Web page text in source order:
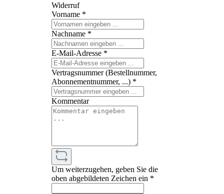
Widerruf
Vorname *
Nachname *
E-Mail-Adresse *
Vertragsnummer (Bestellnummer,
Abonnementnummer, ...) *
Kommentar
Um weiterzugehen, geben Sie die
oben abgebildeten Zeichen ein *